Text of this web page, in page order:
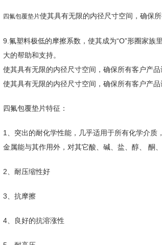
四氟包覆垫片使其具有无限的内径尺寸空间，确保
9.氟塑料极低的摩擦系数，使其成为“O”形圈家
大的帮助和支持。
使其具有无限的内径尺寸空间，确保所有客户产品
使其具有无限的内径尺寸空间，确保所有客户产品
四氟包覆垫片特征：
1、突出的耐化学性能，几乎适用于所有化学介
金属能与其作用外，对其它酸、碱、盐、醇、 酮
2、耐压缩性好
3、抗摩擦
4、良好的抗溶涨性